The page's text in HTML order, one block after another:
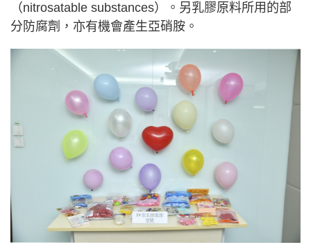
（nitrosatable substances）。另乳膠原料所用的部
分防腐劑，亦有機會產生亞硝胺。